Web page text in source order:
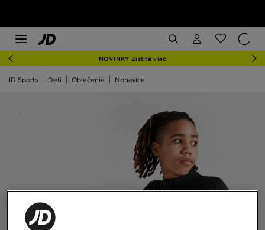
NOVINKY Zistite viac
JD Sports Deti Oblečenie Nohavice